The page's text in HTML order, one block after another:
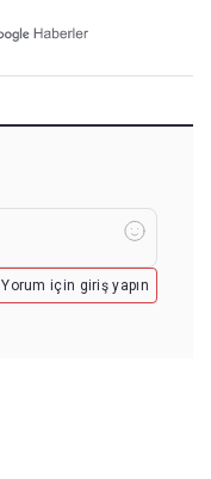
Yorum için giriş yapın